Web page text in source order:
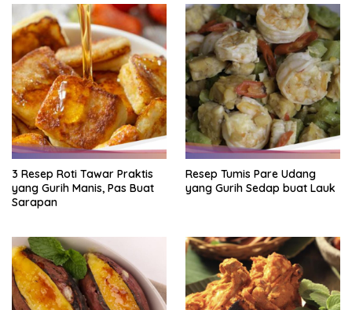
3 Resep Roti Tawar Praktis
yang Gurih Manis, Pas Buat
Sarapan
Resep Tumis Pare Udang
yang Gurih Sedap buat Lauk